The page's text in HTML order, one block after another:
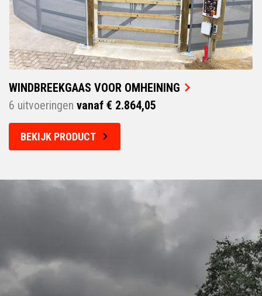
WINDBREEKGAAS VOOR OMHEINING
6 uitvoeringen vanaf € 2.864,05
BEKIJK PRODUCT